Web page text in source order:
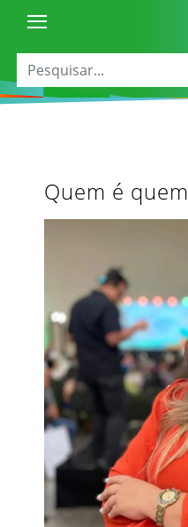
Quem é quem